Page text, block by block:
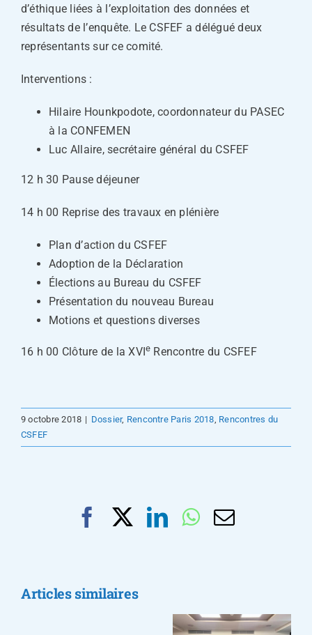
d’éthique liées à l’exploitation des données et
résultats de l’enquête. Le CSFEF a délégué deux
représentants sur ce comité.
Interventions :
Hilaire Hounkpodote, coordonnateur du PASEC
à la CONFEMEN
Luc Allaire, secrétaire général du CSFEF
12 h 30 Pause déjeuner
14 h 00 Reprise des travaux en plénière
Plan d’action du CSFEF
Adoption de la Déclaration
Élections au Bureau du CSFEF
Présentation du nouveau Bureau
Motions et questions diverses
16 h 00 Clôture de la XVIe Rencontre du CSFEF
9 octobre 2018 | Dossier, Rencontre Paris 2018, Rencontres du
CSFEF
Facebook
X LinkedIn
WhatsApp
Email
Articles similaires
Le
Sénégal
Retour sur
de